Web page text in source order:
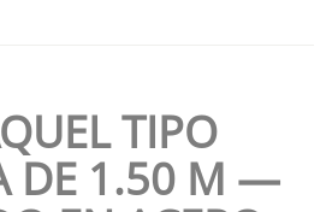
TIPO
DE 1.50 M —